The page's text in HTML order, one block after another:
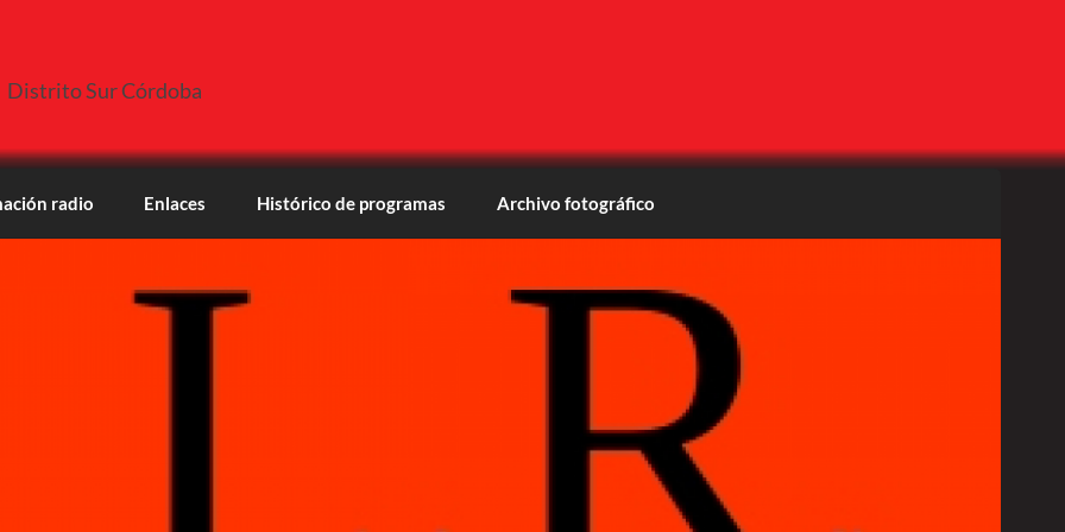
Distrito Sur Córdoba
radio Enlaces Histórico de programas Archivo fotográfico